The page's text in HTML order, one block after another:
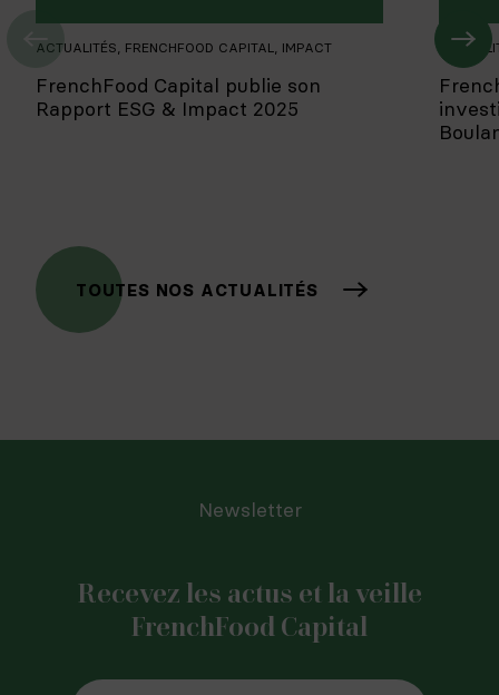
ACTUALITÉS FRENCHFOOD CAPITAL IMPACT
FrenchFood Capital publie son
Rapport ESG & Impact 2025
TOUTES NOS ACTUALITÉS
Newsletter
Recevez les actus et la veille
FrenchFood Capital